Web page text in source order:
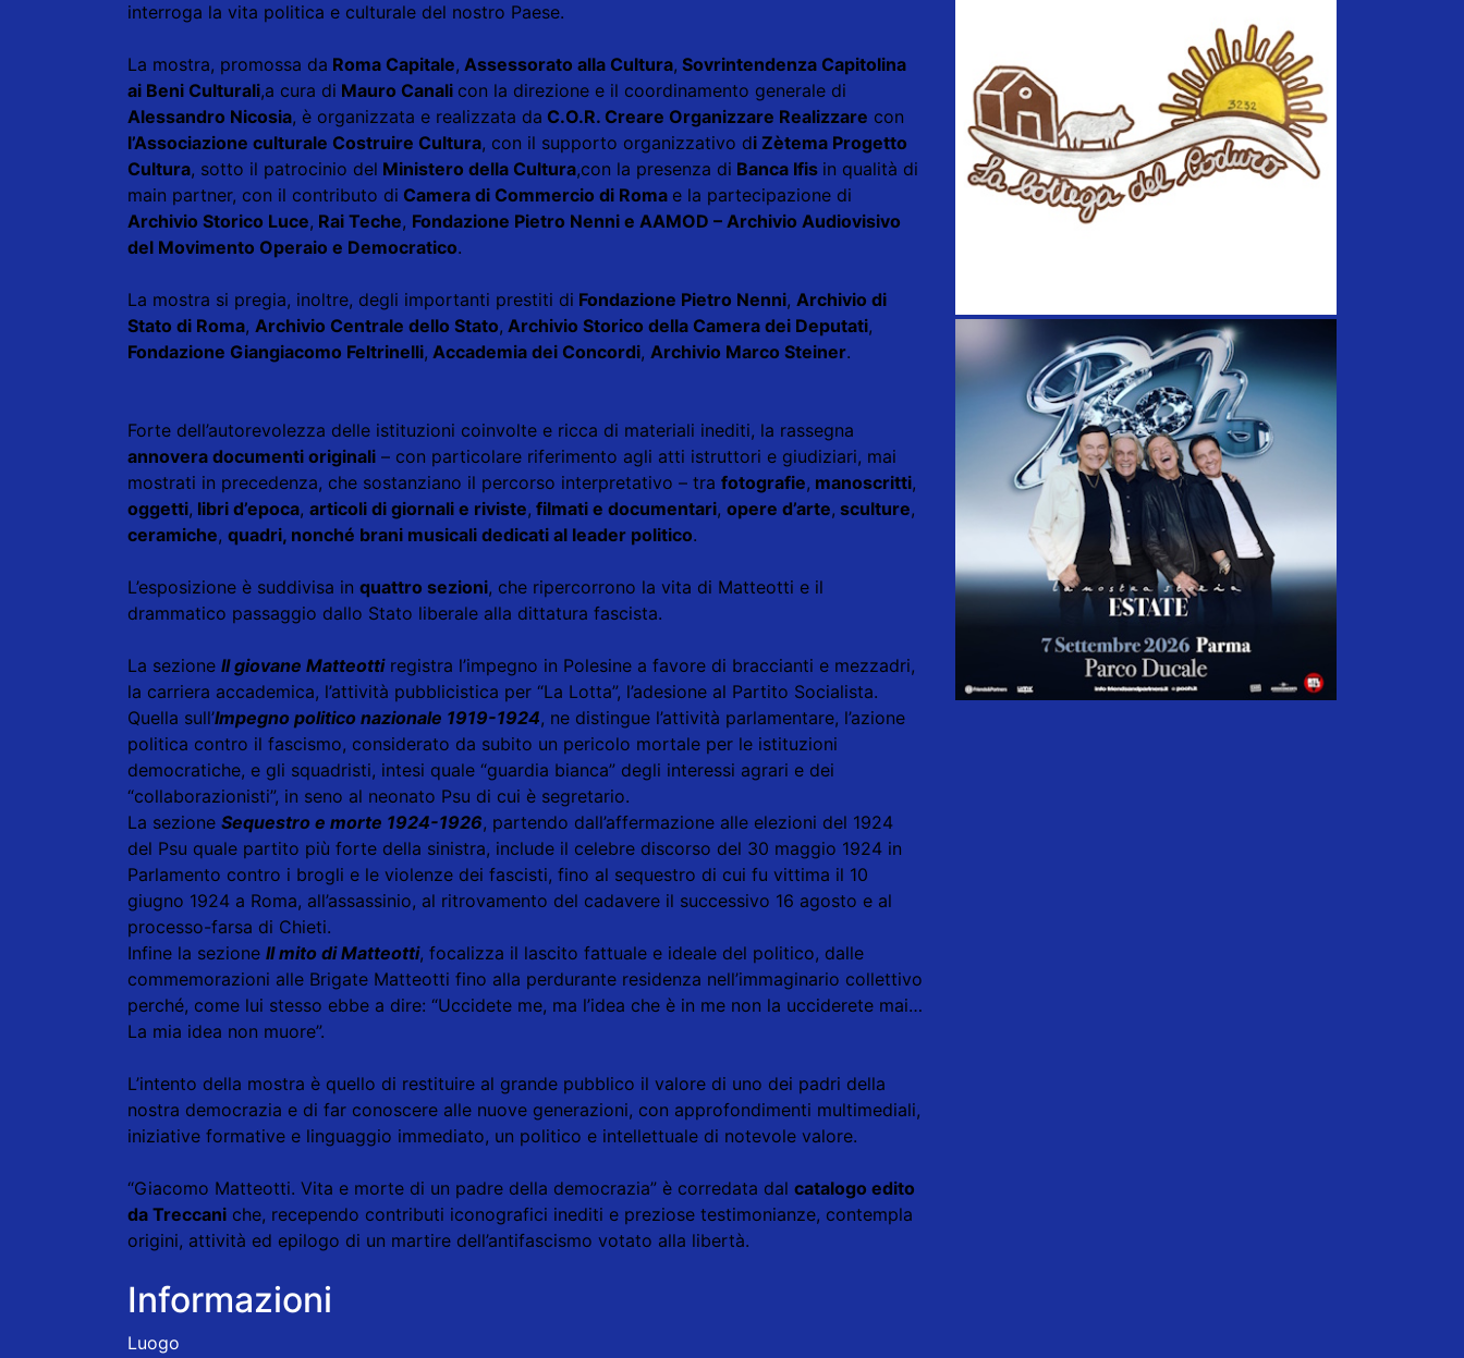
interroga la vita politica e culturale del nostro Paese.
La mostra, promossa da Roma Capitale, Assessorato alla Cultura, Sovrintendenza Capitolina
ai Beni Culturali,a cura di Mauro Canali con la direzione e il coordinamento generale di
Alessandro Nicosia, è organizzata e realizzata da C.O.R. Creare Organizzare Realizzare con
l’Associazione culturale Costruire Cultura, con il supporto organizzativo di Zètema Progetto
Cultura, sotto il patrocinio del Ministero della Cultura,con la presenza di Banca Ifis in qualità di
main partner, con il contributo di Camera di Commercio di Roma e la partecipazione di
Archivio Storico Luce, Rai Teche, Fondazione Pietro Nenni e AAMOD – Archivio Audiovisivo
del Movimento Operaio e Democratico.
La mostra si pregia, inoltre, degli importanti prestiti di Fondazione Pietro Nenni, Archivio di
Stato di Roma, Archivio Centrale dello Stato, Archivio Storico della Camera dei Deputati,
Fondazione Giangiacomo Feltrinelli, Accademia dei Concordi, Archivio Marco Steiner.
Forte dell’autorevolezza delle istituzioni coinvolte e ricca di materiali inediti, la rassegna
annovera documenti originali – con particolare riferimento agli atti istruttori e giudiziari, mai
mostrati in precedenza, che sostanziano il percorso interpretativo – tra fotografie, manoscritti,
oggetti, libri d’epoca, articoli di giornali e riviste, filmati e documentari, opere d’arte, sculture,
ceramiche, quadri, nonché brani musicali dedicati al leader politico.
L’esposizione è suddivisa in quattro sezioni, che ripercorrono la vita di Matteotti e il
drammatico passaggio dallo Stato liberale alla dittatura fascista.
La sezione Il giovane Matteottiregistra l’impegno in Polesine a favore di braccianti e mezzadri,
la carriera accademica, l’attività pubblicistica per “La Lotta”, l’adesione al Partito Socialista.
Quella sull’Impegno politico nazionale 1919-1924, ne distingue l’attività parlamentare, l’azione
politica contro il fascismo, considerato da subito un pericolo mortale per le istituzioni
democratiche, e gli squadristi, intesi quale “guardia bianca” degli interessi agrari e dei
“collaborazionisti”, in seno al neonato Psu di cui è segretario.
La sezione Sequestro e morte 1924-1926, partendo dall’affermazione alle elezioni del 1924
del Psu quale partito più forte della sinistra, include il celebre discorso del 30 maggio 1924 in
Parlamento contro i brogli e le violenze dei fascisti, fino al sequestro di cui fu vittima il 10
giugno 1924 a Roma, all’assassinio, al ritrovamento del cadavere il successivo 16 agosto e al
processo-farsa di Chieti.
Infine la sezione Il mito di Matteotti, focalizza il lascito fattuale e ideale del politico, dalle
commemorazioni alle Brigate Matteotti fino alla perdurante residenza nell’immaginario collettivo
perché, come lui stesso ebbe a dire: “Uccidete me, ma l’idea che è in me non la ucciderete mai…
La mia idea non muore”.
L’intento della mostra è quello di restituire al grande pubblico il valore di uno dei padri della
nostra democrazia e di far conoscere alle nuove generazioni, con approfondimenti multimediali,
iniziative formative e linguaggio immediato, un politico e intellettuale di notevole valore.
“Giacomo Matteotti. Vita e morte di un padre della democrazia” è corredata dal catalogo edito
da Treccani che, recependo contributi iconografici inediti e preziose testimonianze, contempla
origini, attività ed epilogo di un martire dell’antifascismo votato alla libertà.
Informazioni
Luogo